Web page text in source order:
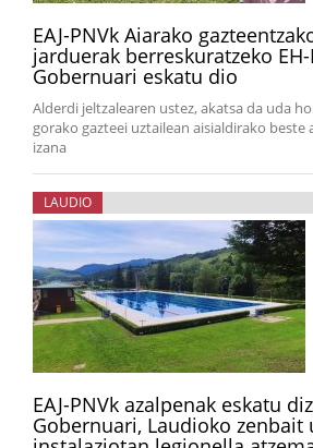
EAJ-PNVk Aiarako
jarduerak berreskuratzeko
Gobernuari eskatu dio
Alderdi jeltzalearen ustez, akatsa da uda
gorako gazteei uztailean aisialdirako beste
izana
LAUDIO
EAJ-PNVk azalpenak eskatu
Gobernuari, Laudioko zenbait